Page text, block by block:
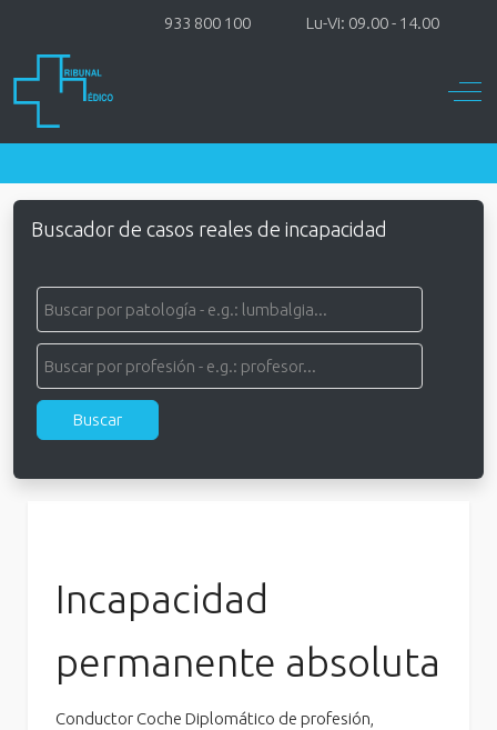
933 800 100 Lu-Vi: 09.00 - 14.00
Off-
Buscador de casos reales de incapacidad
Incapacidad
permanente absoluta
Conductor Coche Diplomático de profesión,